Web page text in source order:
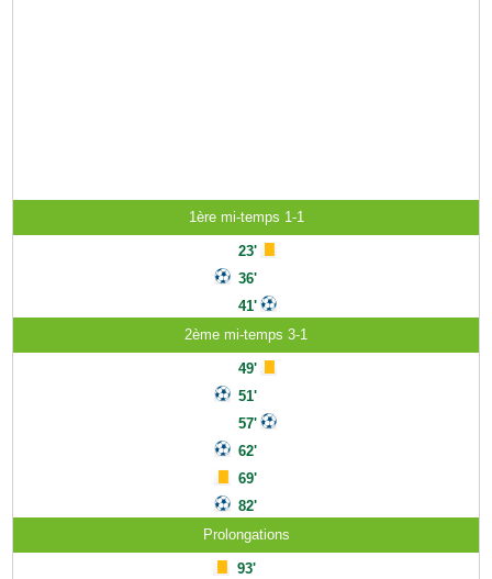
1ère mi-temps 1-1
23'
36'
41'
2ème mi-temps 3-1
49'
51'
57'
62'
69'
82'
Prolongations
93'